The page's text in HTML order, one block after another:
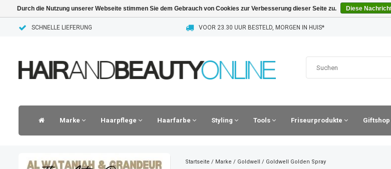
SCHNELLE LIEFERUNG VOOR 23.30 UUR BESTELD, MORGEN IN HUIS*
Marke Haarpflege Haarfarbe Styling Tools Friseurprodukte Giftshop
Startseite / Marke / Goldwell / Goldwell Golden Spray
Durch die Nutzung unserer Webseite stimmen Sie dem Gebrauch von Cookies zur Verbesserung dieser Seite zu. Diese